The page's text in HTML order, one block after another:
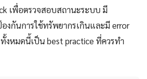
เพื่อตรวจสอบสถานะระบบ มี
งกันการใช้ทรัพยากรเกินและมี error
งหมดนี้เป็น best practice ที่ควรทำ